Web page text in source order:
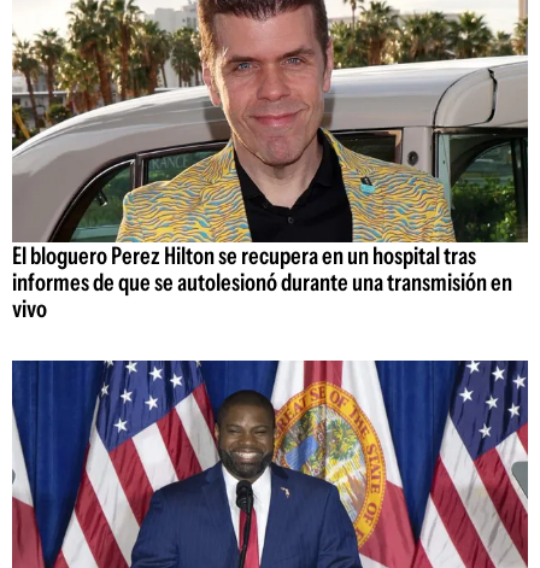
El bloguero Perez Hilton se recupera en un hospital tras
informes de que se autolesionó durante una transmisión en
vivo